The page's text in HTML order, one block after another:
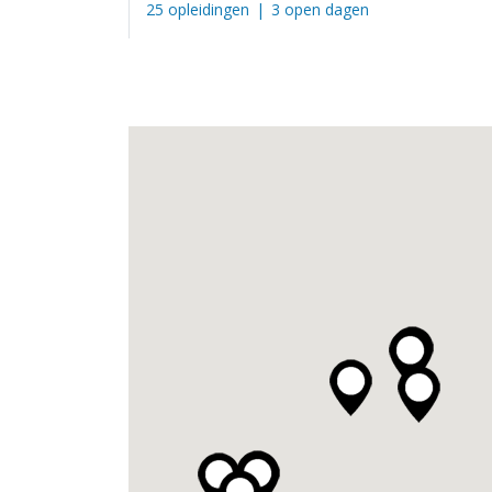
25 opleidingen | 3 open dagen
3 open dagen
Zadkine